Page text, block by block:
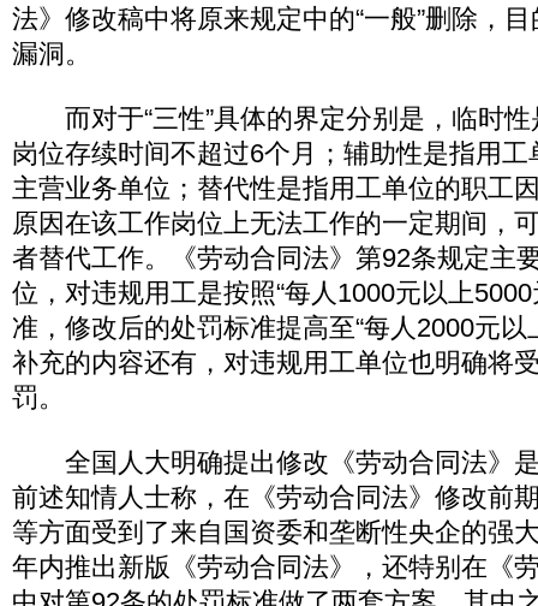
法》修改稿中将原来规定中的“一般”删除，
漏洞。
而对于“三性”具体的界定分别是，临时性
岗位存续时间不超过6个月；辅助性是指用
主营业务单位；替代性是指用工单位的职工
原因在该工作岗位上无法工作的一定期间，
者替代工作。《劳动合同法》第92条规定主
位，对违规用工是按照“每人1000元以上
准，修改后的处罚标准提高至“每人2000元以
补充的内容还有，对违规用工单位也明确将
罚。
全国人大明确提出修改《劳动合同法》
前述知情人士称，在《劳动合同法》修改前
等方面受到了来自国资委和垄断性央企的强
年内推出新版《劳动合同法》，还特别在《